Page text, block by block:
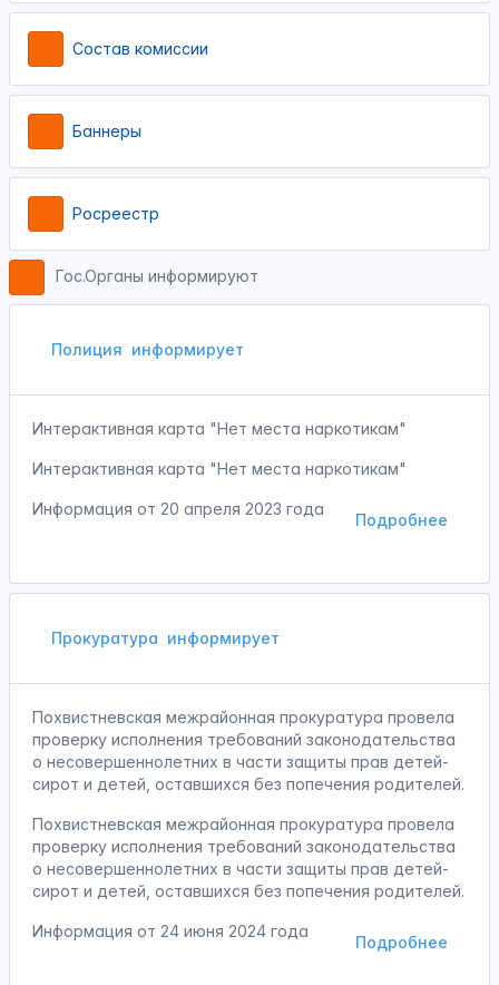
Состав комиссии
Баннеры
Росреестр
Гос.Органы информируют
Полиция информирует
Интерактивная карта "Нет места наркотикам"
Интерактивная карта "Нет места наркотикам"
Подробнее
Информация от 20 апреля 2023 года
Прокуратура информирует
Похвистневская межрайонная прокуратура провела
проверку исполнения требований законодательства
о несовершеннолетних в части защиты прав детей-
сирот и детей, оставшихся без попечения родителей.
Похвистневская межрайонная прокуратура провела
проверку исполнения требований законодательства
о несовершеннолетних в части защиты прав детей-
сирот и детей, оставшихся без попечения родителей.
Подробнее
Информация от 24 июня 2024 года